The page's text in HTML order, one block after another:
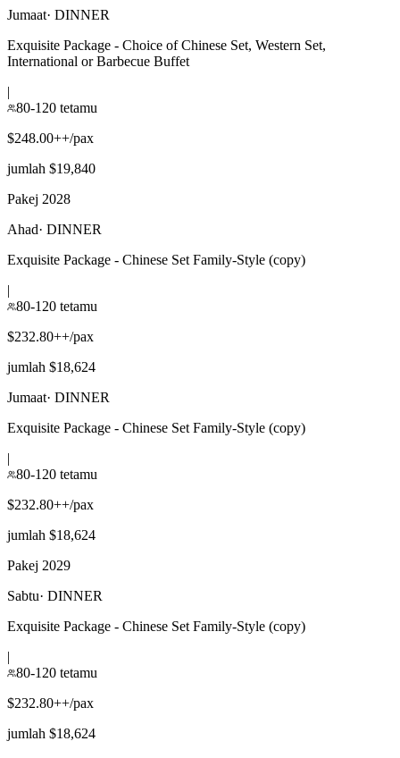
Jumaat· DINNER
Exquisite Package - Choice of Chinese Set, Western Set,
International or Barbecue Buffet
|
80-120 tetamu
$248.00++/pax
jumlah $19,840
Pakej 2028
Ahad· DINNER
Exquisite Package - Chinese Set Family-Style (copy)
|
80-120 tetamu
$232.80++/pax
jumlah $18,624
Jumaat· DINNER
Exquisite Package - Chinese Set Family-Style (copy)
|
80-120 tetamu
$232.80++/pax
jumlah $18,624
Pakej 2029
Sabtu· DINNER
Exquisite Package - Chinese Set Family-Style (copy)
|
80-120 tetamu
$232.80++/pax
jumlah $18,624